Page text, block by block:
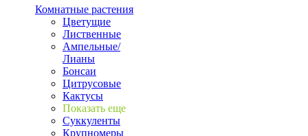
Комнатные растения
Цветущие
Лиственные
Ампельные/
Лианы
Бонсаи
Цитрусовые
Кактусы
Показать еще
Суккуленты
Крупномеры